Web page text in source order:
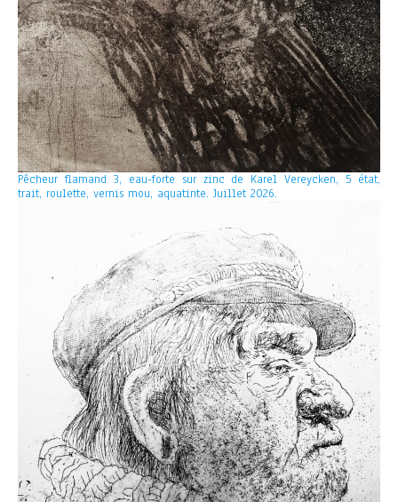
Pêcheur flamand 3, eau-forte sur zinc de Karel Vereycken, 5 état,
trait, roulette, vernis mou, aquatinte. Juillet 2026.